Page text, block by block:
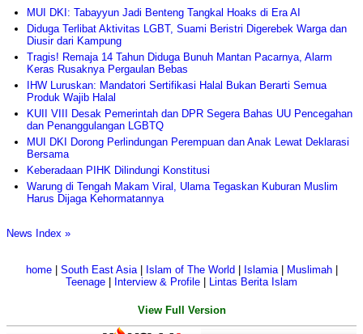
MUI DKI: Tabayyun Jadi Benteng Tangkal Hoaks di Era AI
Diduga Terlibat Aktivitas LGBT, Suami Beristri Digerebek Warga dan
Diusir dari Kampung
Tragis! Remaja 14 Tahun Diduga Bunuh Mantan Pacarnya, Alarm
Keras Rusaknya Pergaulan Bebas
IHW Luruskan: Mandatori Sertifikasi Halal Bukan Berarti Semua
Produk Wajib Halal
KUII VIII Desak Pemerintah dan DPR Segera Bahas UU Pencegahan
dan Penanggulangan LGBTQ
MUI DKI Dorong Perlindungan Perempuan dan Anak Lewat Deklarasi
Bersama
Keberadaan PIHK Dilindungi Konstitusi
Warung di Tengah Makam Viral, Ulama Tegaskan Kuburan Muslim
Harus Dijaga Kehormatannya
News Index »
home| South East Asia| Islam of The World Islamia| Muslimah|
Teenage
Interview & Profile Lintas Berita Islam
View Full Version